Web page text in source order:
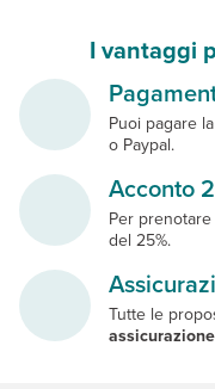
I vantaggi
Puoi pagare
o Paypal.
Acconto
Per
del 25%.
Tutte le